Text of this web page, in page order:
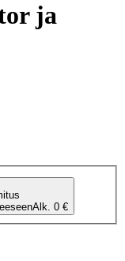
ja
Alk. 0 €